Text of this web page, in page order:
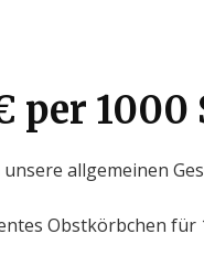
per 1000
allgemeinen
Obstkörbchen für